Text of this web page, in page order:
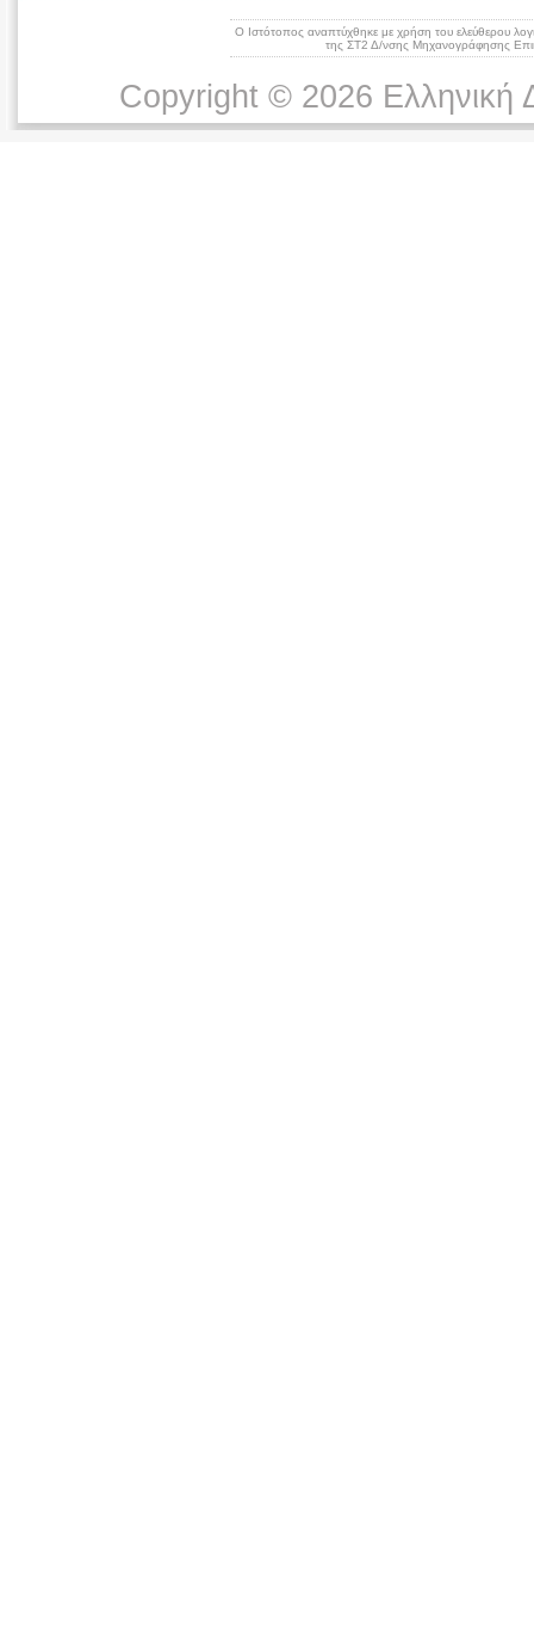
Ο Ιστότοπος αναπτύχθηκε με χρήση του ελεύθερου
της ΣΤ2 Δ/νσης Μηχανογράφησης
Copyright © 2026